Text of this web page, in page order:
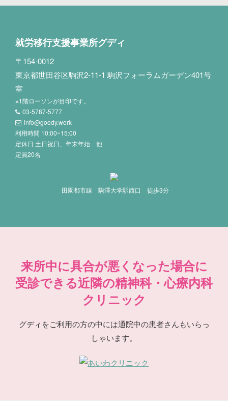
就労移行支援事業所グディ
〒154-0012
東京都世田谷区駒沢2-11-1 駒沢フォーラムガーデン401号
室
※1階ローソンが目印です。
03-5787-5777
info@goody.work
利用時間 10:00~15:00
定休日 土日祝日、年末年始 他
定員20名
田園都市線 駒澤大学駅西口 徒歩3分
来所中に具合が悪くなった場合に
受診できる近隣の精神科・心療内科
クリニック
グディをご利用の方の中には通院中の患者さんもいらっ
しゃいます。